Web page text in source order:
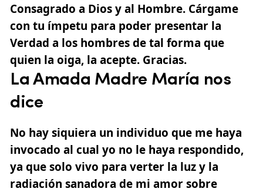
Consagrado a Dios y al Hombre. Cárgame
con tu ímpetu para poder presentar la
Verdad a los hombres de tal forma que
quien la oiga, la acepte. Gracias.
La Amada Madre María nos
dice
No hay siquiera un individuo que me haya
invocado al cual yo no le haya respondido,
ya que solo vivo para verter la luz y la
radiación sanadora de mi amor sobre